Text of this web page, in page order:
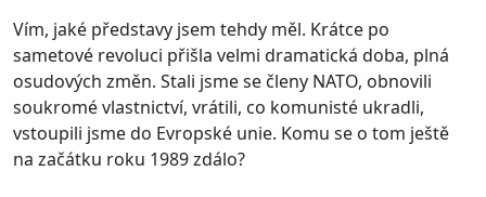
Vím, jaké představy jsem tehdy měl. Krátce po
sametové revoluci přišla velmi dramatická doba, plná
osudových změn. Stali jsme se členy NATO, obnovili
soukromé vlastnictví, vrátili, co komunisté ukradli,
vstoupili jsme do Evropské unie. Komu se o tom ještě
na začátku roku 1989 zdálo?